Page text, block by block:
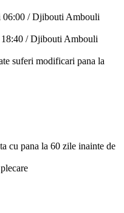
06:00 / Djibouti Ambouli
/ Djibouti Ambouli
suferi modificari pana la
cu pana la 60 zile inainte de